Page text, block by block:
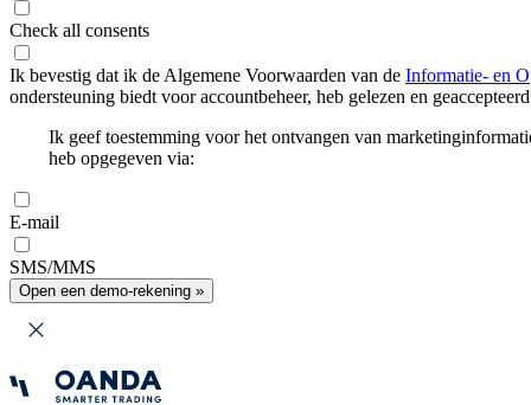
Check all consents
Ik bevestig dat ik de Algemene Voorwaarden van de Informatie- en
ondersteuning biedt voor accountbeheer, heb gelezen en
Ik geef toestemming voor het ontvangen van
heb opgegeven via:
E-mail
SMS/MMS
Open een demo-rekening »